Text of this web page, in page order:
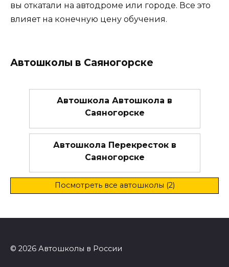
вы откатали на автодроме или городе. Все это
влияет на конечную цену обучения.
Автошколы в Саяногорске
Автошкола Автошкола в
Саяногорске
Автошкола Перекресток в
Саяногорске
Посмотреть все автошколы (2)
© 2026 Автошколы в России